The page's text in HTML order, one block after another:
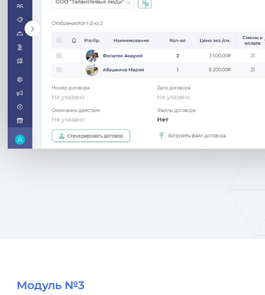
Модуль №3